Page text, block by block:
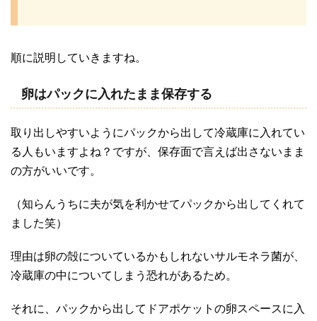
順に説明していきますね。
卵はパックに入れたまま保存する
取り出しやすいようにパックから出して冷蔵庫に入れてい
る人もいますよね？ですが、保存面で言えば出さないまま
の方がいいです。
（知らんうちに夫が気を利かせてパックから出してくれて
ました笑）
理由は卵の殻についているかもしれないサルモネラ菌が、
冷蔵庫の中についてしまう恐れがあるため。
それに、パックから出してドアポケットの卵スペースに入